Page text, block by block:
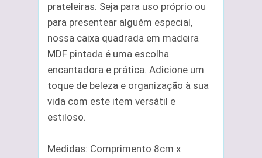
prateleiras. Seja para uso próprio ou
para presentear alguém especial,
nossa caixa quadrada em madeira
MDF pintada é uma escolha
encantadora e prática. Adicione um
toque de beleza e organização à sua
vida com este item versátil e
estiloso.
Medidas: Comprimento 8cm x